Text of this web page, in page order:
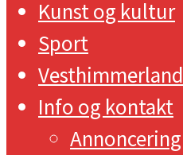
Kunst og kultur
Sport
Vesthimmerland
Info og kontakt
Annoncering